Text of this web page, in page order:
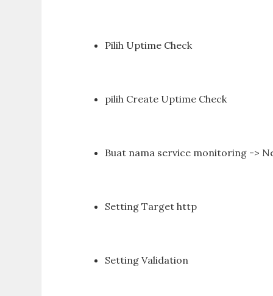
Pilih Uptime Check
pilih Create Uptime Check
Buat nama service monitoring ->
Setting Target http
Setting Validation